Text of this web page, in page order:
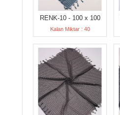
RENK-10 - 100 x 100
Kalan Miktar : 40